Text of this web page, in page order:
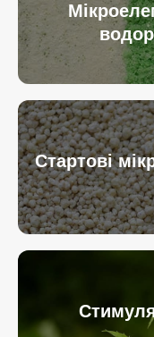
Стартові